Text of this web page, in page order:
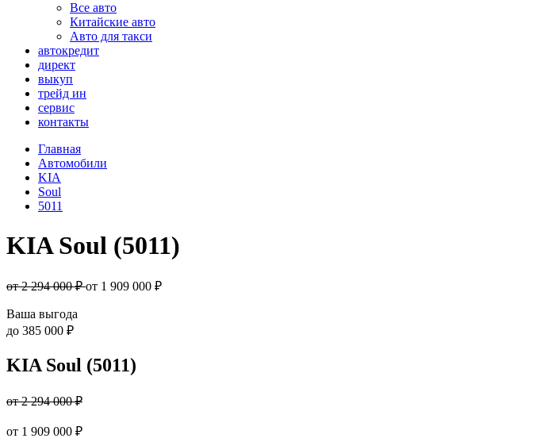
Все авто
Китайские авто
Авто для такси
автокредит
директ
выкуп
трейд ин
сервис
контакты
Главная
Автомобили
KIA
Soul
5011
KIA Soul (5011)
от 2 294 000 ₽от 1 909 000 ₽
Ваша выгода
до 385 000 ₽
KIA Soul (5011)
от 2 294 000 ₽
от 1 909 000 ₽